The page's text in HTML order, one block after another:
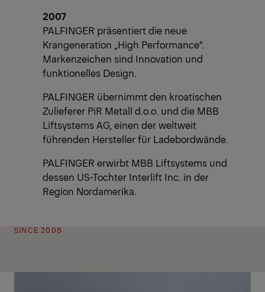
2007
PALFINGER präsentiert die neue
Krangeneration „High Performance“.
Markenzeichen sind Innovation und
funktionelles Design.
PALFINGER übernimmt den kroatischen
Zulieferer PiR Metall d.o.o. und die MBB
Liftsystems AG, einen der weltweit
führenden Hersteller für Ladebordwände.
PALFINGER erwirbt MBB Liftsystems und
dessen US-Tochter Interlift Inc. in der
Region Nordamerika.
SINCE 2008